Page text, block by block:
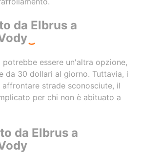
da Elbrus a
essere un'altra opzione,
da 30 dollari al giorno. Tuttavia, i
strade sconosciute, il
per chi non è abituato a
da Elbrus a